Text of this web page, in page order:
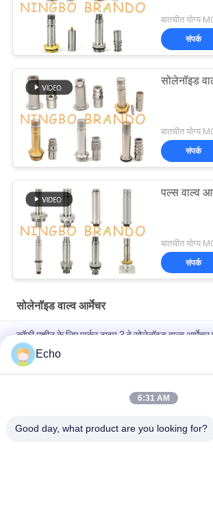
बातचीत योग्य
संपर्क
सोलेनॉइड
बातचीत योग्य
संपर्क
पल्स वाल्व
बातचीत योग्य
संपर्क
सोलेनॉइड वाल्व आर्मेचर
कॉफी मशीन के लिए पार्कर टाइप 3 वे सोलेनॉइड वाल्व आर्मेचर
हेनी पेनी सोलेनॉइड वाल्व आर्मेचर 18721 18724
29547
2 वे सोलेनॉइड वाल्व आर्मेचर ट्यूब 2V025-06 2V025-
Echo
6:31 AM
Good day, what product are you looking for?